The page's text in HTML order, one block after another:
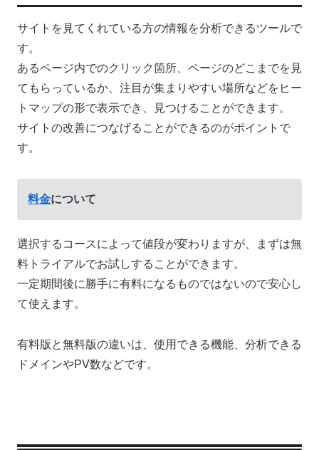
サイトを見てくれている方の情報を分析できるツールで
す。
あるページ内でのクリック箇所、ページのどこまでを見
てもらっているか、注目が集まりやすい場所などをヒー
トマップの形で表示でき、見つけることができます。
サイトの改善につなげることができるのがポイントで
す。
料金について
選択するコースによって値段が変わりますが、まずは無
料トライアルでお試しすることができます。
一定期間後に勝手に有料になるものではないので安心し
て使えます。
有料版と無料版の違いは、使用できる機能、分析できる
ドメインやPV数などです。